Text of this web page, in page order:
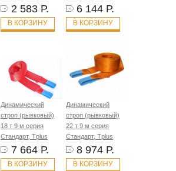
2 583 Р.
В КОРЗИНУ
6 144 Р.
В КОРЗИНУ
Динамический
строп (рывковый)
18 т 9 м серия
Стандарт, Tplus
7 664 Р.
В КОРЗИНУ
Динамический
строп (рывковый)
22 т 9 м серия
Стандарт, Tplus
8 974 Р.
В КОРЗИНУ